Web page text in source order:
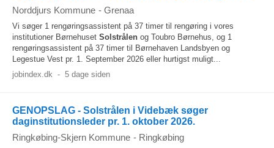
Norddjurs Kommune - Grenaa
Vi søger 1 rengøringsassistent på 37 timer til rengøring i vores
institutioner Børnehuset Solstrålen og Toubro Børnehus, og 1
rengøringsassistent på 37 timer til Børnehaven Landsbyen og
Legestue Vest pr. 1. September 2026 eller hurtigst muligt...
jobindex.dk - 5 dage siden
GENOPSLAG - Solstrålen i Videbæk søger
daginstitutionsleder pr. 1. oktober 2026.
Ringkøbing-Skjern Kommune - Ringkøbing